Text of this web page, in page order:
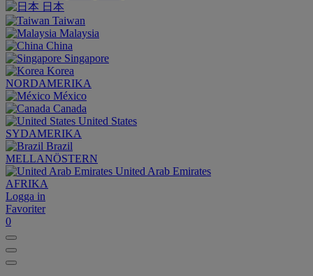
日本
Taiwan
Malaysia
China
Singapore
Korea
NORDAMERIKA
México
Canada
United States
SYDAMERIKA
Brazil
MELLANÖSTERN
United Arab Emirates
AFRIKA
Logga in
Favoriter
0